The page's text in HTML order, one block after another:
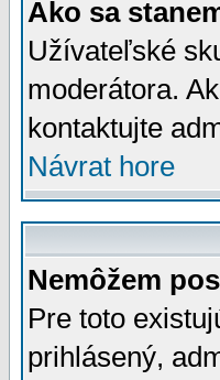
Ako sa
Užívateľské
moderátora.
kontaktujte
Návrat hore
Nemôžem
Pre toto
prihlásený,